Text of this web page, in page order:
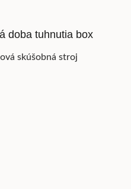
doba tuhnutia box